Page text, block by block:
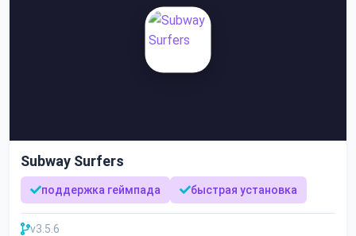
Subway Surfers
поддержка геймпада быстрая установка
v3.5.6